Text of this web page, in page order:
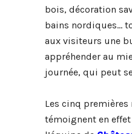
bois, décoration
bains nordiques…
aux visiteurs une
appréhender au
journée, qui peut
Les cinq
témoignent en